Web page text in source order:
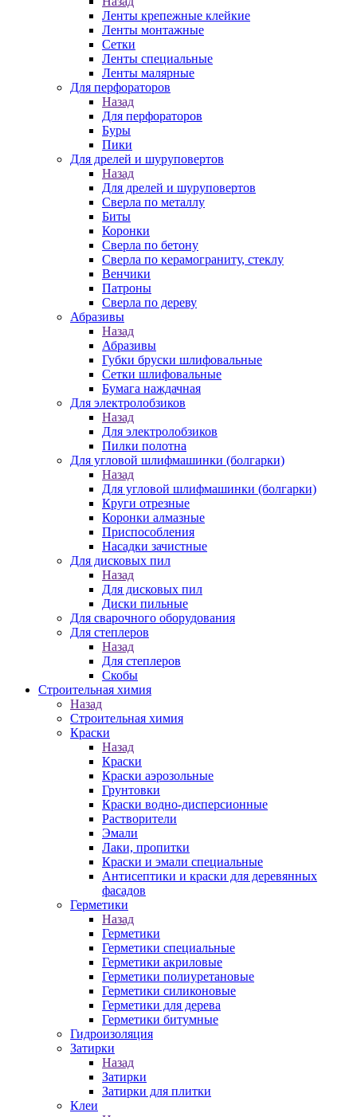
Ленты крепежные клейкие
Ленты монтажные
Сетки
Ленты специальные
Ленты малярные
Для перфораторов
Назад
Для перфораторов
Буры
Пики
Для дрелей и шуруповертов
Назад
Для дрелей и шуруповертов
Сверла по металлу
Биты
Коронки
Сверла по бетону
Сверла по керамограниту, стеклу
Венчики
Патроны
Сверла по дереву
Абразивы
Назад
Абразивы
Губки бруски шлифовальные
Сетки шлифовальные
Бумага наждачная
Для электролобзиков
Назад
Для электролобзиков
Пилки полотна
Для угловой шлифмашинки (болгарки)
Назад
Для угловой шлифмашинки (болгарки)
Круги отрезные
Коронки алмазные
Приспособления
Насадки зачистные
Для дисковых пил
Назад
Для дисковых пил
Диски пильные
Для сварочного оборудования
Для степлеров
Назад
Для степлеров
Скобы
Строительная химия
Назад
Строительная химия
Краски
Назад
Краски
Краски аэрозольные
Грунтовки
Краски водно-дисперсионные
Растворители
Эмали
Лаки, пропитки
Краски и эмали специальные
Антисептики и краски для деревянных
фасадов
Герметики
Назад
Герметики
Герметики специальные
Герметики акриловые
Герметики полиуретановые
Герметики силиконовые
Герметики для дерева
Герметики битумные
Гидроизоляция
Затирки
Назад
Затирки
Затирки для плитки
Клеи